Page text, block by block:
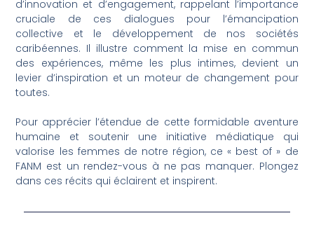
d’innovation et d’engagement, rappelant l’importance
cruciale de ces dialogues pour l’émancipation
collective et le développement de nos sociétés
caribéennes. Il illustre comment la mise en commun
des expériences, même les plus intimes, devient un
levier d’inspiration et un moteur de changement pour
toutes.
Pour apprécier l’étendue de cette formidable aventure
humaine et soutenir une initiative médiatique qui
valorise les femmes de notre région, ce « best of » de
FANM est un rendez-vous à ne pas manquer. Plongez
dans ces récits qui éclairent et inspirent.